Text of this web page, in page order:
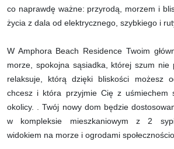
co naprawdę ważne: przyrodą, morzem i
życia z dala od elektrycznego, szybkiego i
W Amphora Beach Residence Twoim
morze, spokojna sąsiadka, której szum nie
relaksuje, którą dzięki bliskości możesz
chcesz i która przyjmie Cię z uśmiechem
okolicy. . Twój nowy dom będzie
w kompleksie mieszkaniowym z 2
widokiem na morze i ogrodami